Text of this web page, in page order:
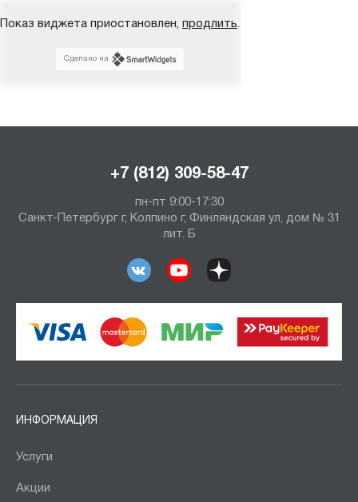
Показ виджета приостановлен, продлить.
Сделано на
+7 (812) 309-58-47
пн-пт 9:00-17:30
Санкт-Петербург г, Колпино г, Финляндская ул, дом № 31
лит. Б
ИНФОРМАЦИЯ
Услуги
Акции